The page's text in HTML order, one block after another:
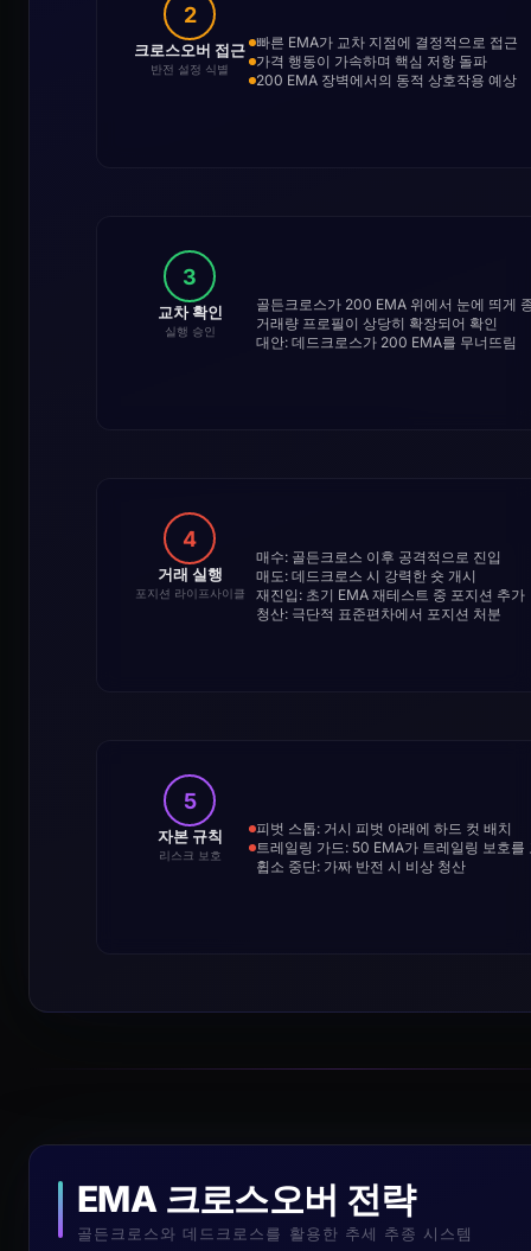
2
크로스오버 접근
반전 설정 식별
빠른 EMA가 교차 지점에 결정적으로 접근
가격 행동이 가속하며 핵심 저항 돌파
200 EMA 장벽에서의 동적 상호작용 예상
3
교차 확인
실행 승인
골든크로스가 200 EMA 위에서 눈에 띄게
거래량 프로필이 상당히 확장되어 확인
대안: 데드크로스가 200 EMA를 무너뜨림
4
거래 실행
포지션 라이프사이클
매수: 골든크로스 이후 공격적으로 진입
매도: 데드크로스 시 강력한 숏 개시
재진입: 초기 EMA 재테스트 중 포지션 추가
청산: 극단적 표준편차에서 포지션 처분
5
자본 규칙
리스크 보호
피벗 스톱: 거시 피벗 아래에 하드 컷 배치
트레일링 가드: 50 EMA가 트레일링 보호를
휩소 중단: 가짜 반전 시 비상 청산
EMA 크로스오버 전략
골든크로스와 데드크로스를 활용한 추세 추종 시스템